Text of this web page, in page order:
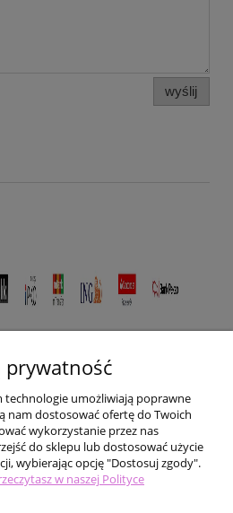
wyślij
Pomoc
prywatność
technologie umożliwiają poprawne
nam dostosować ofertę do Twoich
wykorzystanie przez nas
do sklepu lub dostosować użycie
wybierając opcję "Dostosuj zgody".
w naszej Polityce